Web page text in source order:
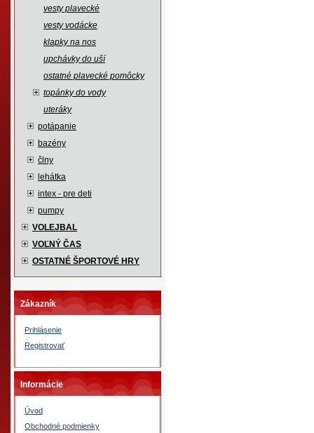
vesty plavecké
vesty vodácke
klapky na nos
upchávky do uší
ostatné plavecké pomôcky
topánky do vody
uteráky
potápanie
bazény
člny
lehátka
intex - pre deti
pumpy
VOLEJBAL
VOĽNÝ ČAS
OSTATNÉ ŠPORTOVÉ HRY
Zákazník
Prihlásenie
Registrovať
Informácie
Úvod
Obchodné podmienky